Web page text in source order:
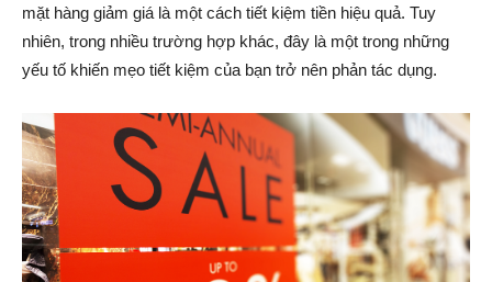
mặt hàng giảm giá là một cách tiết kiệm tiền hiệu quả. Tuy
nhiên, trong nhiều trường hợp khác, đây là một trong những
yếu tố khiến mẹo tiết kiệm của bạn trở nên phản tác dụng.